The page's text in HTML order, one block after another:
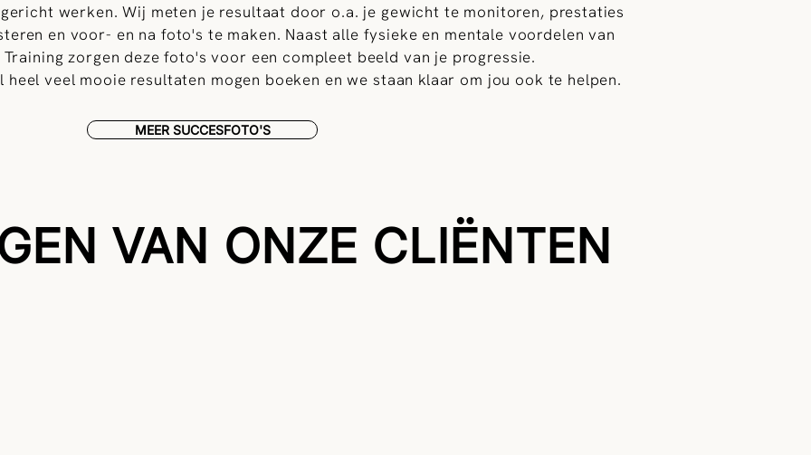
werken. Wij meten je resultaat door o.a. je gewicht te monitoren, prestaties
en voor- en na foto's te maken. Naast alle fysieke en mentale voordelen van
Training zorgen deze foto's voor een compleet beeld van je progressie.
heel veel mooie resultaten mogen boeken en we staan klaar om jou ook te helpen.
MEER SUCCESFOTO'S
VAN ONZE CLIËNTEN